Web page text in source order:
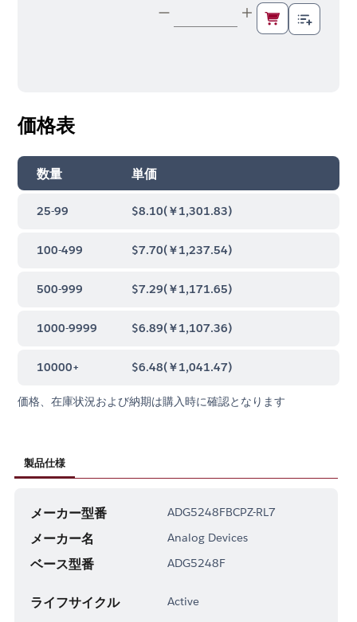
価格表
数量 単価
25-99 $8.10(￥1,301.83)
100-499 $7.70(￥1,237.54)
500-999 $7.29(￥1,171.65)
1000-9999 $6.89(￥1,107.36)
10000+ $6.48(￥1,041.47)
価格、在庫状況および納期は購入時に確認となります
製品仕様
メーカー型番 ADG5248FBCPZ-RL7
メーカー名 Analog Devices
ベース型番 ADG5248F
ライフサイクル Active